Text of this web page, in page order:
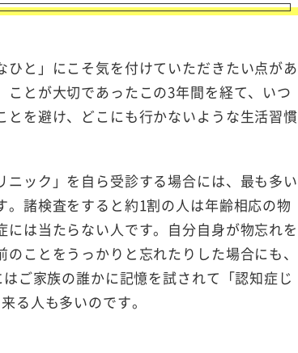
と」にこそ気を付けていただきたい点があ
とが大切であったこの3年間を経て、いつ
を避け、どこにも行かないような生活習慣
ニック」を自ら受診する場合には、最も多い
諸検査をすると約1割の人は年齢相応の物
は当たらない人です。自分自身が物忘れを
ことをうっかりと忘れたりした場合にも、
ご家族の誰かに記憶を試されて「認知症じ
る人も多いのです。